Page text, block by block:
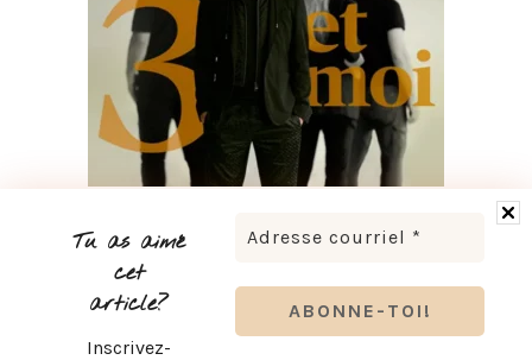
Tu as aimé
cet
article?
Inscrivez-